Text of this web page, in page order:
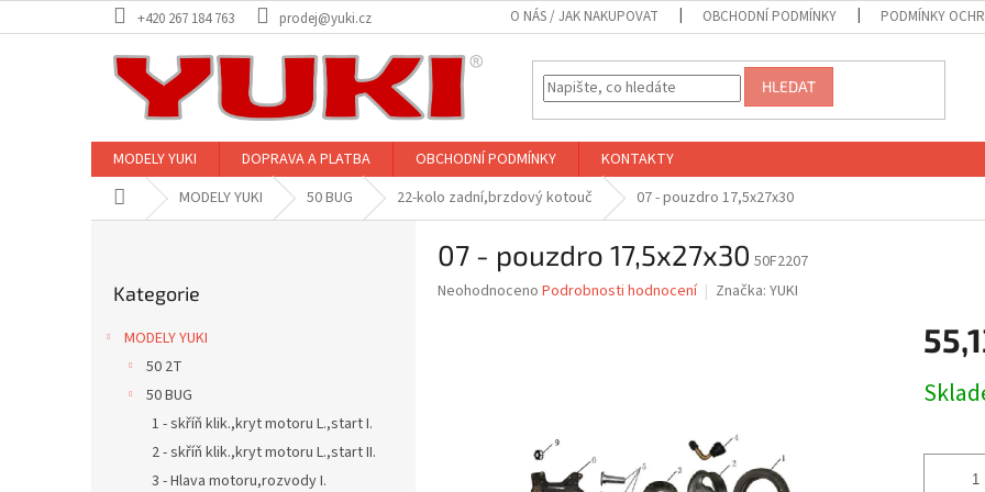
na
+420 267 184 763 prodej@yuki.cz O NÁS / JAK NAKUPOVAT OBCHODNÍ PODMÍNKY PODMÍNKY
HLEDAT
MODELY YUKI DOPRAVA A PLATBA OBCHODNÍ PODMÍNKY
KONTAKTY
Domů MODELY YUKI 50 BUG 22-kolo zadní,brzdový kotouč 07 - pouzdro 17,5x27x30
kategorie
Kategorie
MODELY YUKI
50 2T
50 BUG
1 - skříň klik.,kryt motoru L.,start I.
2 - skříň klik.,kryt motoru L.,start II.
3 - Hlava motoru,rozvody I.
07 - pouzdro 17,5x27x30 50F2207
Průměrné
Neohodnoceno Podrobnosti hodnocení Značka: YUKI
cena: